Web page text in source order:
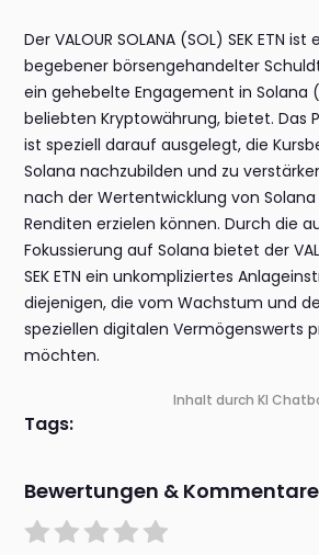
Der VALOUR SOLANA (SOL) SEK ETN
begebener börsengehandelter
ein gehebelte Engagement in Solana
beliebten Kryptowährung, bietet. Das
ist speziell darauf ausgelegt, die
Solana nachzubilden und zu
nach der Wertentwicklung von
Renditen erzielen können. Durch die
Fokussierung auf Solana bietet der
SEK ETN ein unkompliziertes
diejenigen, die vom Wachstum und
speziellen digitalen Vermögenswerts
möchten.
Inhalt durch KI
Tags:
Bewertungen & Kommentare